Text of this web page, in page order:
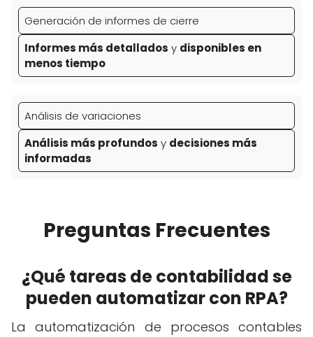
Generación de informes de cierre
Informes más detallados y disponibles en
menos tiempo
Análisis de variaciones
Análisis más profundos y decisiones más
informadas
Preguntas Frecuentes
¿Qué tareas de contabilidad se
pueden automatizar con RPA?
La automatización de procesos contables